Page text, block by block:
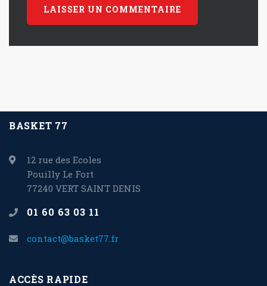
BASKET 77
12 rue des Ecoles
Pouilly Le Fort
77240 VERT SAINT DENIS
01 60 63 03 11
contact@basket77.fr
ACCÈS RAPIDE